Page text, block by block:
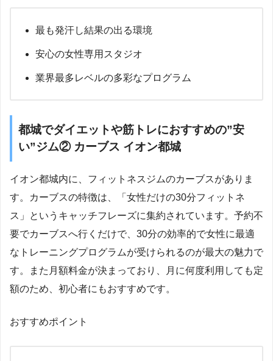
最も発汗し結果の出る環境
安心の女性専用スタジオ
業界最多レベルの多彩なプログラム
都城でダイエットや筋トレにおすすめの”安
い”ジム② カーブス イオン都城
イオン都城内に、フィットネスジムのカーブスがありま
す。カーブスの特徴は、「女性だけの30分フィットネ
ス」というキャッチフレーズに集約されています。予約不
要でカーブスへ行くだけで、30分の効率的で女性に最適
なトレーニングプログラムが受けられるのが最大の魅力で
す。また月額料金が決まっており、月に何度利用しても定
額のため、初心者にもおすすめです。
おすすめポイント